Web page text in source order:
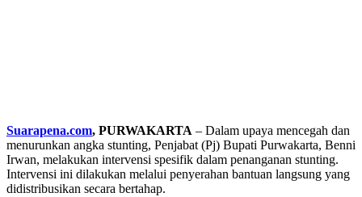
Suarapena.com, PURWAKARTA – Dalam upaya mencegah dan
menurunkan angka stunting, Penjabat (Pj) Bupati Purwakarta, Benni
Irwan, melakukan intervensi spesifik dalam penanganan stunting.
Intervensi ini dilakukan melalui penyerahan bantuan langsung yang
didistribusikan secara bertahap.